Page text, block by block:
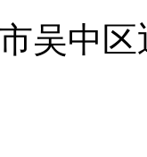
吴中